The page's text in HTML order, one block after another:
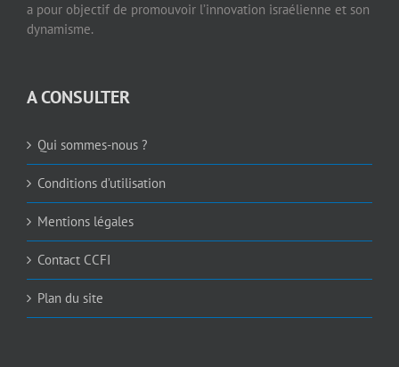
a pour objectif de promouvoir l’innovation israélienne et son
dynamisme.
A CONSULTER
Qui sommes-nous ?
Conditions d’utilisation
Mentions légales
Contact CCFI
Plan du site